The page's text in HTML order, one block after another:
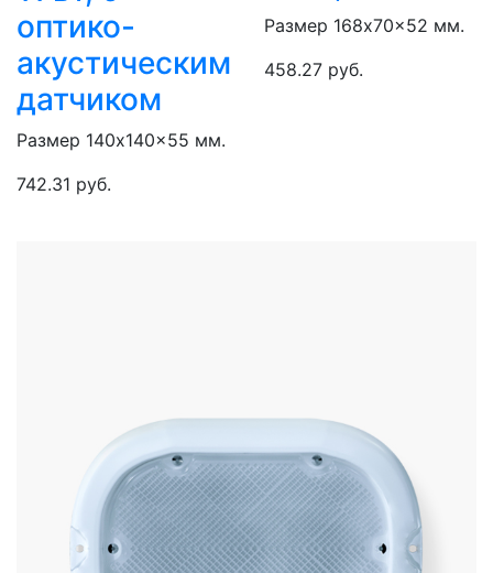
оптико-
акустическим
датчиком
Размер 140x140x55 мм.
742.31 руб.
Размер 168x70x52 мм.
458.27 руб.